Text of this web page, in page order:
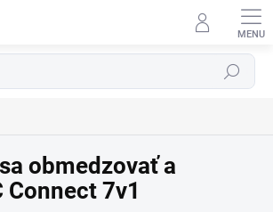
Hľadať
obmedzovať a
Connect 7v1
⬇